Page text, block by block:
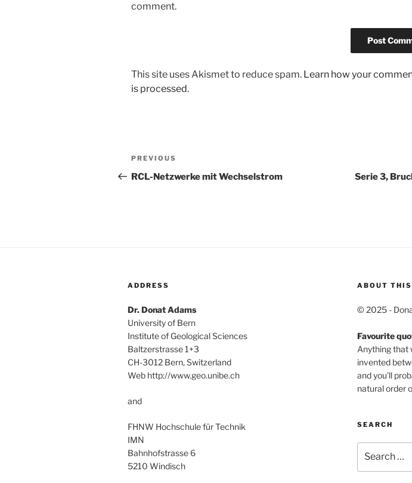
comment.
This site uses Akismet to reduce spam. Learn how your
is processed.
Post
navigation
Previous
Post
PREVIOUS
RCL-Netzwerke mit Wechselstrom Serie 3,
ADDRESS
Dr. Donat Adams
University of Bern
Institute of Geological Sciences
Baltzerstrasse 1+3
CH-3012 Bern, Switzerland
Web http://www.geo.unibe.ch
and
FHNW Hochschule für Technik
IMN
Bahnhofstrasse 6
5210 Windisch
ABOUT
© 2025 -
Favourite
Anything that
invented
and you’ll
natural order
SEARCH
for: